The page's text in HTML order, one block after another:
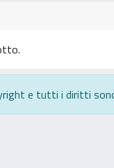
e tutti i diritti